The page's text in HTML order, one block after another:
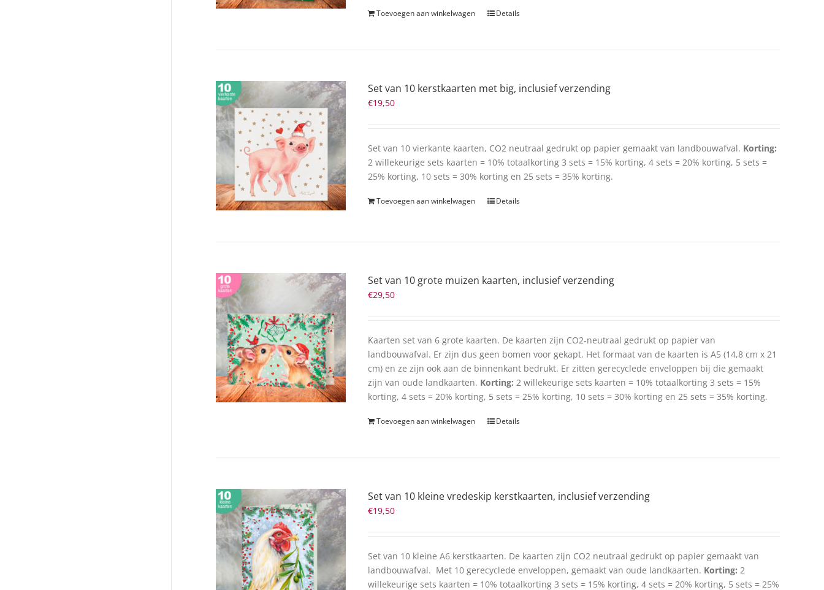
Toevoegen aan winkelwagen Details
Set van 10 kerstkaarten met big, inclusief verzending
€19,50
Set van 10 vierkante kaarten, CO2 neutraal gedrukt op papier gemaakt van landbouwafval. Korting:
2 willekeurige sets kaarten = 10% totaalkorting 3 sets = 15% korting, 4 sets = 20% korting, 5 sets =
25% korting, 10 sets = 30% korting en 25 sets = 35% korting.
Toevoegen aan winkelwagen Details
Set van 10 grote muizen kaarten, inclusief verzending
€29,50
Kaarten set van 6 grote kaarten. De kaarten zijn CO2-neutraal gedrukt op papier van
landbouwafval. Er zijn dus geen bomen voor gekapt. Het formaat van de kaarten is A5 (14,8 cm x 21
cm) en ze zijn ook aan de binnenkant bedrukt. Er zitten gerecyclede enveloppen bij die gemaakt
zijn van oude landkaarten. Korting: 2 willekeurige sets kaarten = 10% totaalkorting 3 sets = 15%
korting, 4 sets = 20% korting, 5 sets = 25% korting, 10 sets = 30% korting en 25 sets = 35% korting.
Toevoegen aan winkelwagen Details
Set van 10 kleine vredeskip kerstkaarten, inclusief verzending
€19,50
Set van 10 kleine A6 kerstkaarten. De kaarten zijn CO2 neutraal gedrukt op papier gemaakt van
landbouwafval. Met 10 gerecyclede enveloppen, gemaakt van oude landkaarten. Korting: 2
willekeurige sets kaarten = 10% totaalkorting 3 sets = 15% korting, 4 sets = 20% korting, 5 sets = 25%